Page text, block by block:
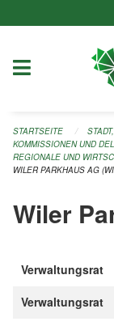
STARTSEITE
KOMMISSIONEN UND
REGIONALE UND
WILER PARKHAUS AG
Wiler
Verwaltungsrat
Verwaltungsrat